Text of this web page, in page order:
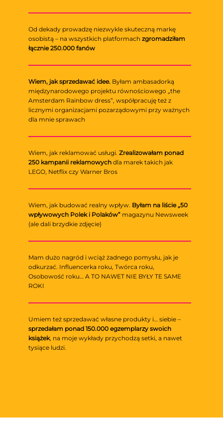
Od dekady prowadzę niezwykle skuteczną markę
osobistą – na wszystkich platformachzgromadziłam
łącznie 250.000 fanów
Wiem, jak sprzedawać idee. Byłam ambasadorką
międzynarodowego projektu równościowego „the
Amsterdam Rainbow dress”, współpracuję też z
licznymi organizacjami pozarządowymi przy ważnych
dla mnie sprawach
Wiem, jak reklamować usługi.Zrealizowałam ponad
250 kampanii reklamowychdla marek takich jak
LEGO, Netflix czy Warner Bros
Wiem, jak budować realny wpływ. Byłam na liście „50
wpływowych Polek i Polaków” magazynu Newsweek
(ale dali brzydkie zdjęcie)
Mam dużo nagród i wciąż żadnego pomysłu, jak je
odkurzać. Influencerka roku, Twórca roku,
Osobowość roku… A TO NAWET NIE BYŁY TE SAME
ROKI
Umiem też sprzedawać własne produkty i… siebie –
sprzedałam ponad 150.000 egzemplarzy swoich
książek, na moje wykłady przychodzą setki, a nawet
tysiące ludzi.